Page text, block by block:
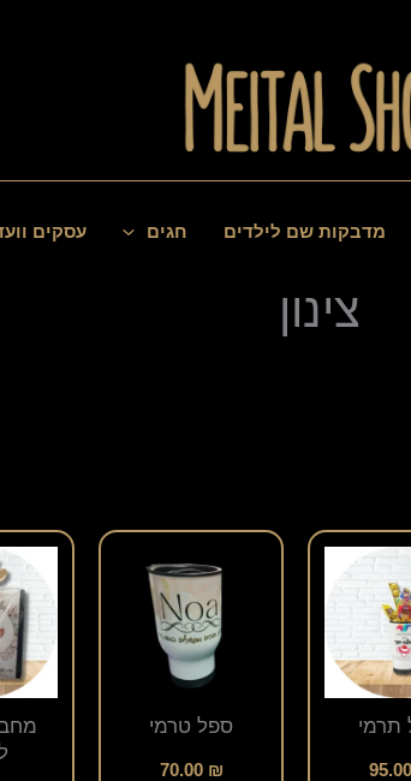
מדבקות שם לילדים חגים עסקים
צינון
תרמי
95.00
ספל טרמי
70.00 ₪